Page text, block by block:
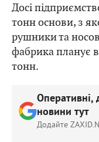
Досі
тонн основи, з
рушники та
фабрика планує
тонн.
Оперативні,
новини тут
Додайте